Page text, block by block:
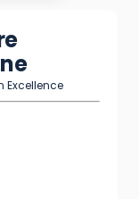
Excellence